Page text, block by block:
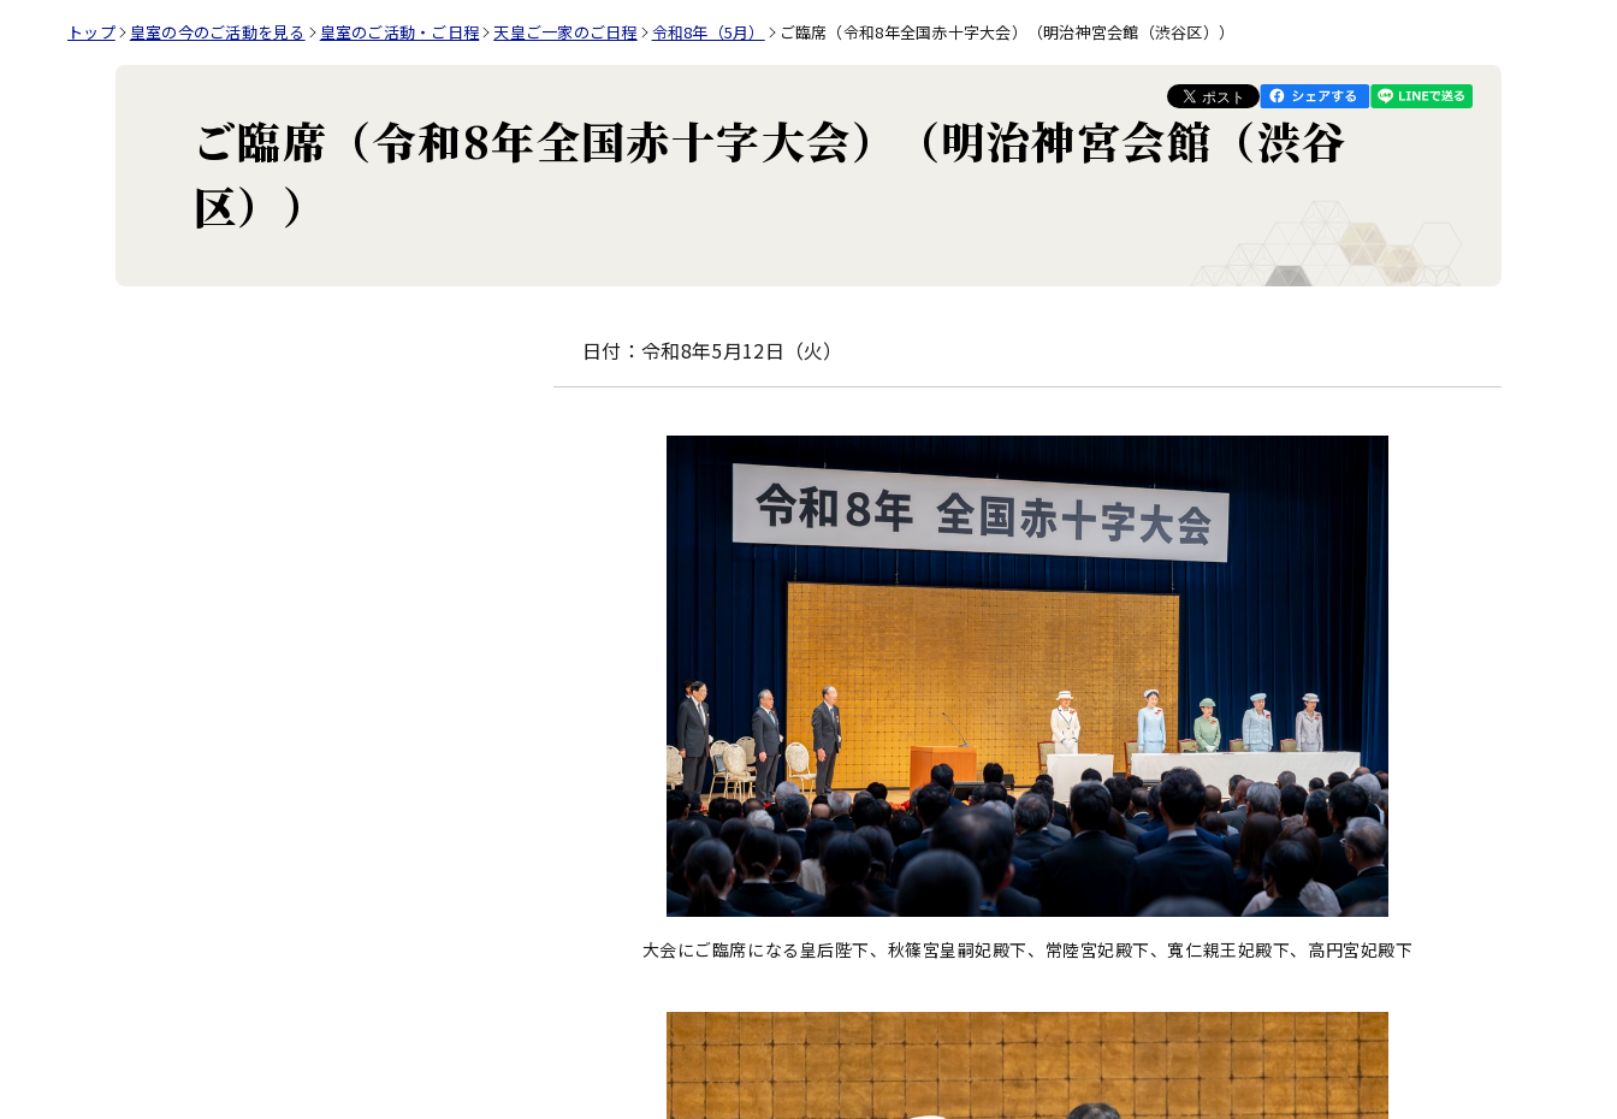
トップ 皇室の今のご活動を見る 皇室のご活動・ご日程 天皇ご一家のご日程 令和8年（5月） ご臨席（令和8年全国赤十字大会）（明治神宮会館（渋谷区））
ご臨席（令和8年全国赤十字大会）（明治神宮会館（渋谷
区））
日付：令和8年5月12日（火）
大会にご臨席になる皇后陛下、秋篠宮皇嗣妃殿下、常陸宮妃殿下、寬仁親王妃殿下、高円宮妃殿下